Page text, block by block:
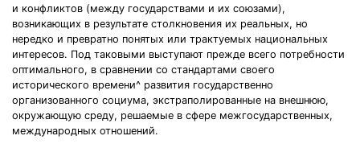
и конфликтов (между государствами и их союзами),
возникающих в результате столкновения их реальных, но
нередко и превратно понятых или трактуемых национальных
интересов. Под таковыми выступают прежде всего потребности
оптимального, в сравнении со стандартами своего
исторического времени^ развития государственно
организованного социума, экстраполированные на внешнюю,
окружающую среду, решаемые в сфере межгосударственных,
международных отношений.